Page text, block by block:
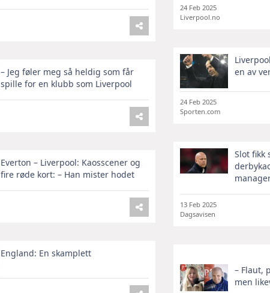
24 Feb 2025
Liverpool.no
en av
24 Feb 2025
Sporten.com
– Jeg føler meg så heldig som får
spille for en klubb som Liverpool
Slot fikk
13 Feb 2025
Dagsavisen
Everton – Liverpool: Kaosscener og
fire røde kort: – Han mister hodet
England: En skamplett
– Flaut,
men